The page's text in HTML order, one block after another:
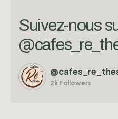
Suivez-nous
2k Followers